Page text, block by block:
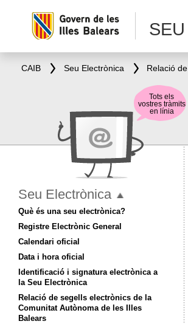
CAIB Seu Electrònica Relació
Tots els
vostres tràmits
en línia
Seu Electrònica
Què és una seu electrònica?
Registre Electrònic General
Calendari oficial
Data i hora oficial
Identificació i signatura electrònica a
la Seu Electrònica
Relació de segells electrònics de la
Comunitat Autònoma de les Illes
Balears